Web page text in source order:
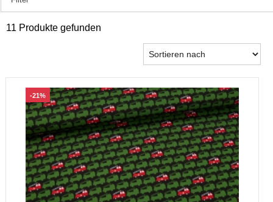
11 Produkte gefunden
-21%